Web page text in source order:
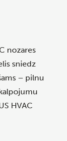
nozares
sniedz
– pilnu
HVAC